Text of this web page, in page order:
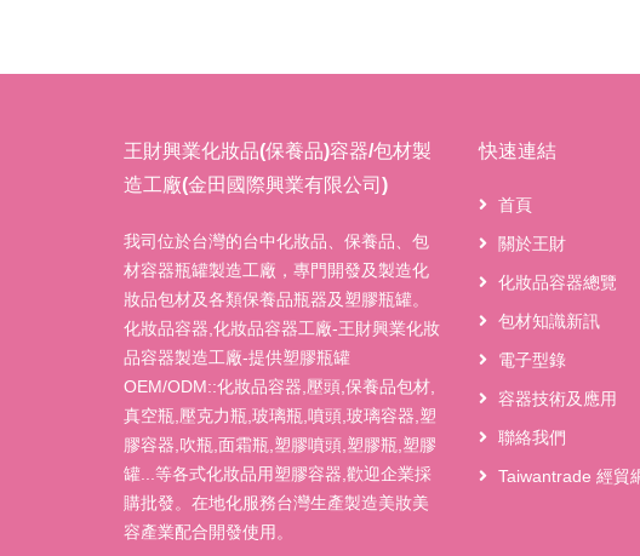
王財興業化妝品(保養品)容器/包材製
造工廠(金田國際興業有限公司)
我司位於台灣的台中化妝品、保養品、包
材容器瓶罐製造工廠，專門開發及製造化
妝品包材及各類保養品瓶器及塑膠瓶罐。
化妝品容器,化妝品容器工廠-王財興業化妝
品容器製造工廠-提供塑膠瓶罐
OEM/ODM::化妝品容器,壓頭,保養品包材,
真空瓶,壓克力瓶,玻璃瓶,噴頭,玻璃容器,塑
膠容器,吹瓶,面霜瓶,塑膠噴頭,塑膠瓶,塑膠
罐...等各式化妝品用塑膠容器,歡迎企業採
購批發。在地化服務台灣生產製造美妝美
容產業配合開發使用。
快速連結
首頁
關於王財
化妝品容器總覽
包材知識新訊
電子型錄
容器技術及應用
聯絡我們
Taiwantrade 經貿